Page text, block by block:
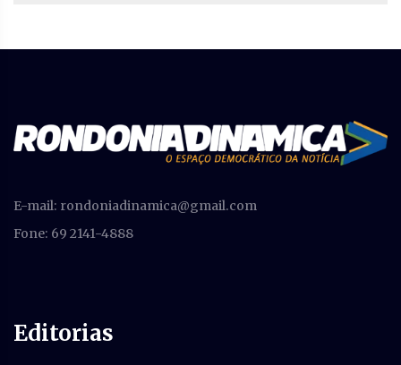
E-mail: rondoniadinamica@gmail.com
Fone: 69 2141-4888
Editorias